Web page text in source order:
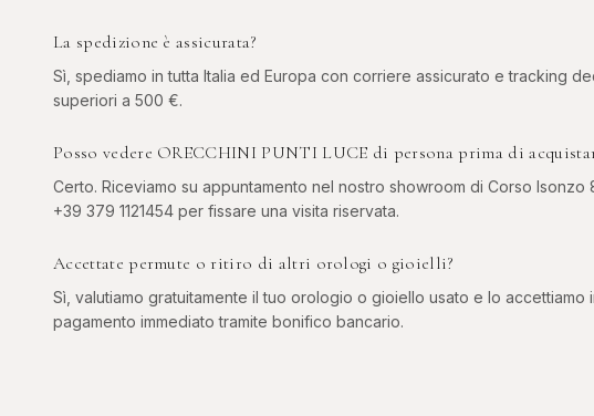
La spedizione è assicurata?
Sì, spediamo in tutta Italia ed Europa con corriere assicurato e tracking
superiori a 500 €.
Posso vedere ORECCHINI PUNTI LUCE di persona prima di
Certo. Riceviamo su appuntamento nel nostro showroom di Corso Isonzo
+39 379 1121454 per fissare una visita riservata.
Accettate permute o ritiro di altri orologi o gioielli?
Sì, valutiamo gratuitamente il tuo orologio o gioiello usato e lo accettiamo
pagamento immediato tramite bonifico bancario.